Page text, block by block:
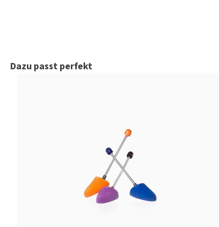
Produktgalerie überspringen
Dazu passt perfekt